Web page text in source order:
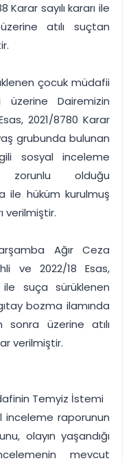
Karar sayılı kararı ile
atılı suçtan
çocuk müdafii
Dairemizin
2021/8780 Karar
grubunda bulunan
sosyal inceleme
zorunlu olduğu
ile hüküm kurulmuş
verilmiştir.
Ağır Ceza
ve 2022/18 Esas,
ile suça sürüklenen
bozma ilamında
sonra üzerine atılı
verilmiştir.
Temyiz İstemi
inceleme raporunun
olayın yaşandığı
mevcut